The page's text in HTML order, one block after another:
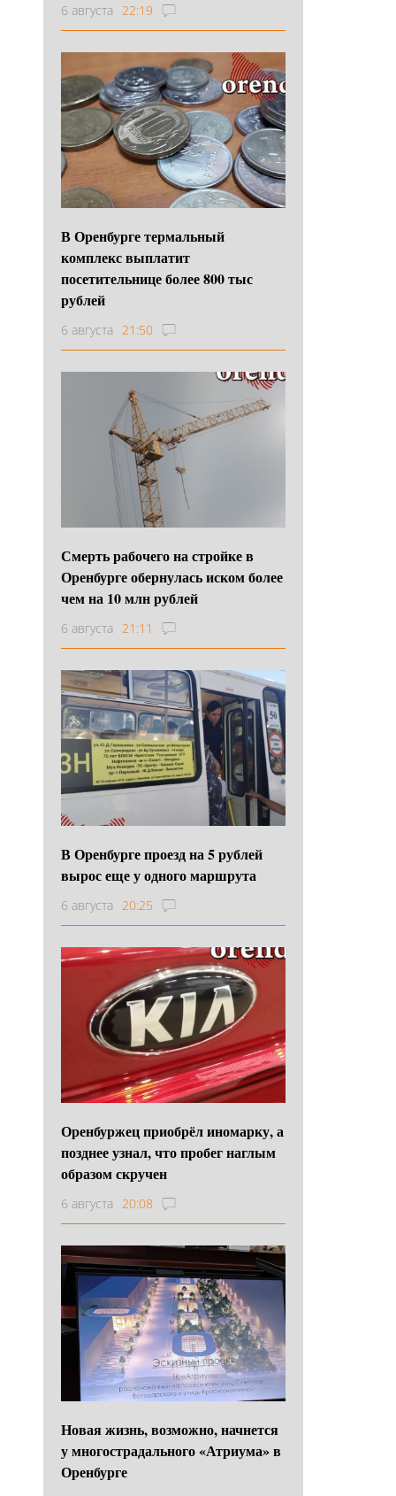
6 августа 22:19
В Оренбурге термальный
комплекс выплатит
посетительнице более 800 тыс
рублей
6 августа 21:50
Смерть рабочего на стройке в
Оренбурге обернулась иском более
чем на 10 млн рублей
6 августа 21:11
В Оренбурге проезд на 5 рублей
вырос еще у одного маршрута
6 августа 20:25
Оренбуржец приобрёл иномарку, а
позднее узнал, что пробег наглым
образом скручен
6 августа 20:08
Новая жизнь, возможно, начнется
у многострадального «Атриума» в
Оренбурге